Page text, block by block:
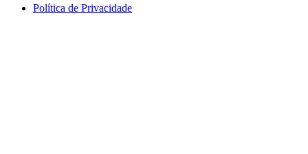
Política de Privacidade